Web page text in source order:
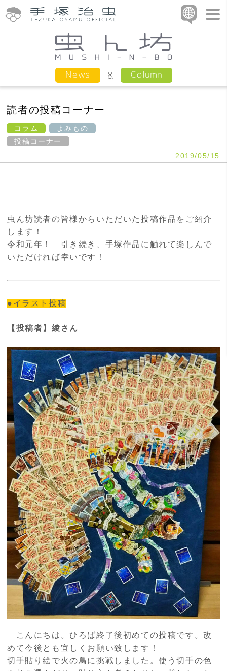
News Column
読者の投稿コーナー
コラム
よみもの
投稿コーナー
2019/05/15
虫ん坊読者の皆様からいただいた投稿作品をご紹介
します！
令和元年！ 引き続き、手塚作品に触れて楽しんで
いただければ幸いです！
●イラスト投稿
【投稿者】綾さん
こんにちは。ひろば終了後初めての投稿です。改
めて今後とも宜しくお願い致します！
切手貼り絵で火の鳥に挑戦しました。使う切手の色